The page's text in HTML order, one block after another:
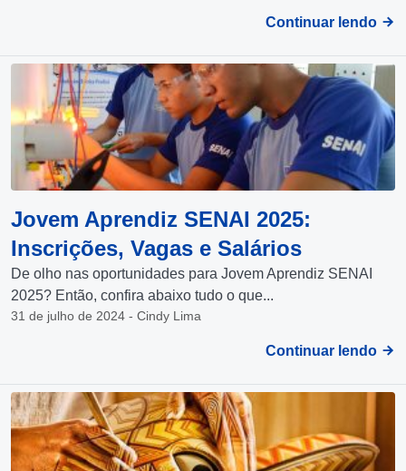
Continuar lendo
Jovem Aprendiz SENAI 2025:
Inscrições, Vagas e Salários
De olho nas oportunidades para Jovem Aprendiz SENAI
2025? Então, confira abaixo tudo o que...
31 de julho de 2024 - Cindy Lima
Continuar lendo